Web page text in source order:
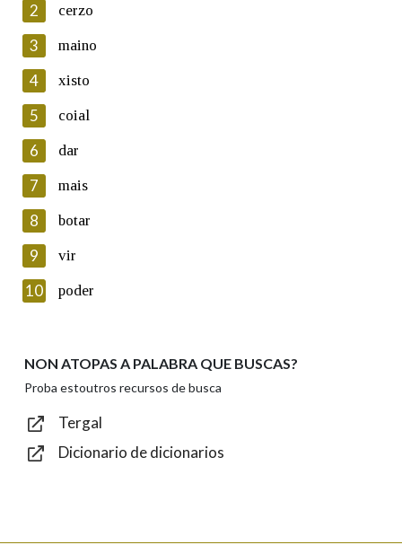
En cumprimento da normativa vixente en materia de
Protección de Datos de Carácter Persoal, a Real Academia
Galega informa a aqueles usuarios que faciliten o seu correo
electrónico, así como calquera outra información de carácter
persoal, que estes datos serán obxecto de tratamento
automatizado de carácter confidencial e incorporados aos seus
ficheiros informáticos. Así mesmo, os usuarios poderán exercer o
seu dereito de acceso, rectificación, oposición e cancelación dos
seus datos poñéndose en contacto connosco.
Lin e acepto as condicións da política de
Introduce o código que aparece na imaxe:
Texto de verificación
2 cerzo
3 maino
4 xisto
5 coial
6 dar
7 mais
8 botar
9 vir
10 poder
NON ATOPAS A PALABRA QUE BUSCAS?
Proba estoutros recursos de busca
Tergal
Dicionario de dicionarios